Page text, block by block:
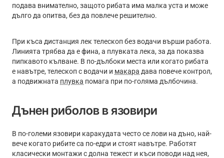
подава внимателно, защото рибата има малка уста и може
дълго да опитва, без да повлече решително.
При къса дистанция лек телескоп без водачи върши работа.
Линията трябва да е фина, а плувката лека, за да показва
пипкавото кълване. В по-дълбоки места или когато рибата
е навътре, телескоп с водачи и макара дава повече контрол,
а подвижната плувка помага при по-голяма дълбочина.
Дънен риболов в язовири
В по-големи язовири каракудата често се лови на дъно, най-
вече когато рибите са по-едри и стоят навътре. Работят
класически монтажи с долна тежест и къси поводи над нея,